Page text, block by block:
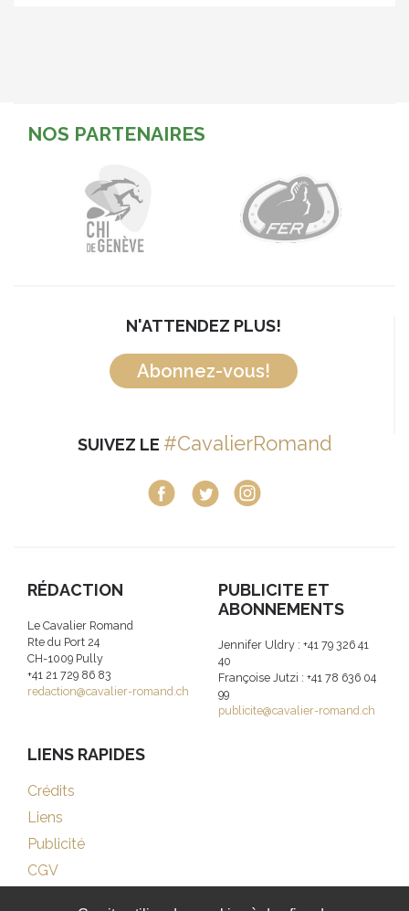
NOS PARTENAIRES
N'ATTENDEZ PLUS!
Abonnez-vous!
SUIVEZ LE #CavalierRomand
RÉDACTION
Le Cavalier Romand
Rte du Port 24
CH-1009 Pully
+41 21 729 86 83
redaction@cavalier-romand.ch
PUBLICITE ET
ABONNEMENTS
Jennifer Uldry : +41 79 326 41
40
Françoise Jutzi : +41 78 636 04
99
publicite@cavalier-romand.ch
LIENS RAPIDES
Crédits
Liens
Publicité
CGV